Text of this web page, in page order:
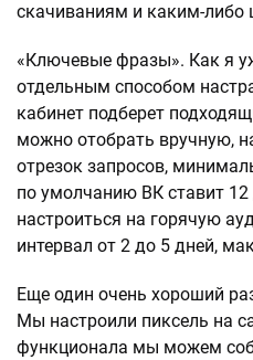
скачиваниям и каким-либо
«Ключевые фразы». Как я
отдельным способом
кабинет подберет
можно отобрать вручную,
отрезок запросов,
по умолчанию ВК ставит
настроиться на горячую
интервал от 2 до 5 дней,
Еще один очень хороший
Мы настроили пиксель на
функционала мы можем